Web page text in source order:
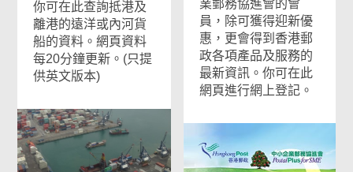
你可在此查詢抵港及
離港的遠洋或內河貨
船的資料。網頁資料
每20分鐘更新。(只提
供英文版本)
業郵務協進會的會
員，除可獲得迎新優
惠，更會得到香港郵
政各項產品及服務的
最新資訊。你可在此
網頁進行網上登記。